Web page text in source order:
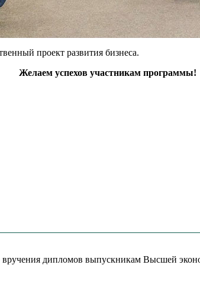
проект развития бизнеса.
Желаем успехов участникам программы!
дипломов выпускникам Высшей